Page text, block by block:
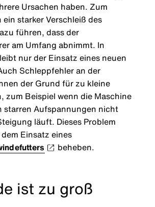
Ursachen haben. Zum
ein starker Verschleiß des
führen, dass der
am Umfang abnimmt. In
nur der Einsatz eines neuen
Schleppfehler an der
der Grund für zu kleine
zum Beispiel wenn die Maschine
starren Aufspannungen nicht
läuft. Dieses Problem
Einsatz eines
beheben.
ist zu groß